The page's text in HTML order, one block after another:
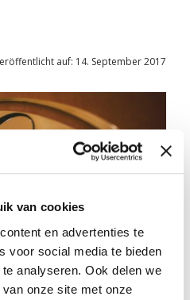
van cookies
en advertenties te
voor social media te bieden
analyseren. Ook delen we
onze site met onze
auf: 14. September 2017